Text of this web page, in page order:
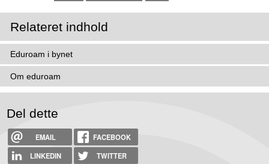
Relateret indhold
Eduroam i bynet
Om eduroam
Del dette
EMAIL
FACEBOOK
LINKEDIN
TWITTER